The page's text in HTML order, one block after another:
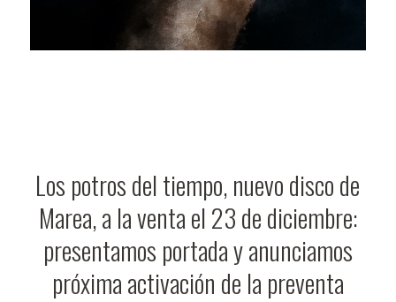
Los potros del tiempo, nuevo disco de
Marea, a la venta el 23 de diciembre:
presentamos portada y anunciamos
próxima activación de la preventa